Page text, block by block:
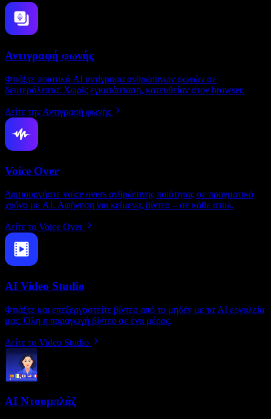
Αντιγραφή φωνής
Φτιάξτε ποιοτικά AI αντίγραφα ανθρώπινων φωνών σε
δευτερόλεπτα. Χωρίς εγκατάσταση, κατευθείαν στον browser.
Δείτε την Αντιγραφή φωνής
Voice Over
Δημιουργήστε voice overs ανθρώπινης ποιότητας σε πραγματικό
χρόνο με AI. Αφήγηση για κείμενα, βίντεο – σε κάθε στυλ.
Δείτε το Voice Over
AI Video Studio
Φτιάξτε και επεξεργαστείτε βίντεο από το μηδέν με τα AI εργαλεία
μας. Όλη η παραγωγή βίντεο σε ένα μέρος.
Δείτε το Video Studio
AI Ντουμπλάζ